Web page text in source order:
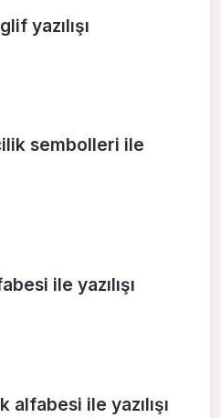
yazılışı
sembolleri ile
ile yazılışı
ile yazılışı